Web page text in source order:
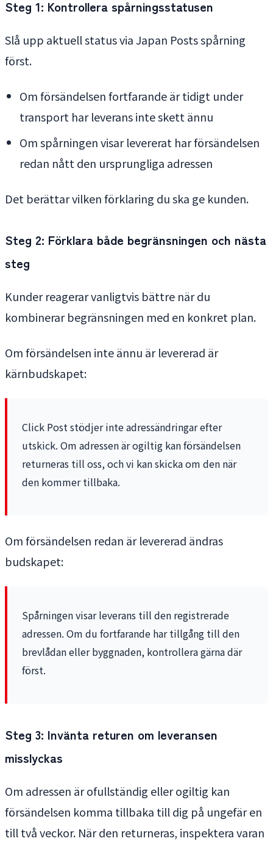
Steg 1: Kontrollera spårningsstatusen
Slå upp aktuell status via Japan Posts spårning
först.
Om försändelsen fortfarande är tidigt under
transport har leverans inte skett ännu
Om spårningen visar levererat har försändelsen
redan nått den ursprungliga adressen
Det berättar vilken förklaring du ska ge kunden.
Steg 2: Förklara både begränsningen och nästa
steg
Kunder reagerar vanligtvis bättre när du
kombinerar begränsningen med en konkret plan.
Om försändelsen inte ännu är levererad är
kärnbudskapet:
Click Post stödjer inte adressändringar efter
utskick. Om adressen är ogiltig kan försändelsen
returneras till oss, och vi kan skicka om den när
den kommer tillbaka.
Om försändelsen redan är levererad ändras
budskapet:
Spårningen visar leverans till den registrerade
adressen. Om du fortfarande har tillgång till den
brevlådan eller byggnaden, kontrollera gärna där
först.
Steg 3: Invänta returen om leveransen
misslyckas
Om adressen är ofullständig eller ogiltig kan
försändelsen komma tillbaka till dig på ungefär en
till två veckor. När den returneras, inspektera varan